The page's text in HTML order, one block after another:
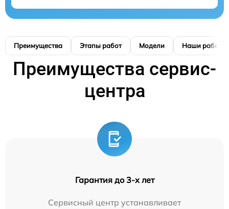
Преимущества Этапы работ Модели Наши работы
Преимущества сервис-
центра
Гарантия до 3-х лет
Сервисный центр устанавливает